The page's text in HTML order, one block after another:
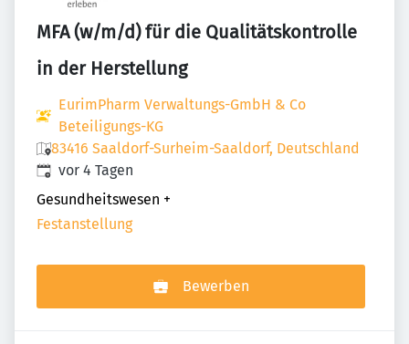
MFA (w/m/d) für die Qualitätskontrolle
in der Herstellung
EurimPharm Verwaltungs-GmbH & Co
Beteiligungs-KG
83416 Saaldorf-Surheim-Saaldorf, Deutschland
Veröffentlicht:
vor 4 Tagen
Gesundheitswesen +
Festanstellung
Bewerben